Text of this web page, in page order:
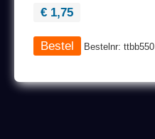
€ 1,75
Bestelnr: ttbb550